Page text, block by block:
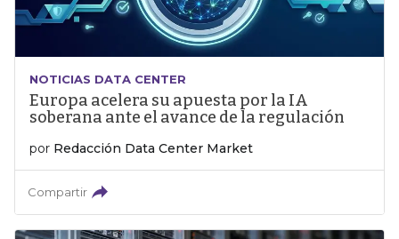
NOTICIAS DATA CENTER
Europa acelera su apuesta por la IA
soberana ante el avance de la regulación
por Redacción Data Center Market
Compartir